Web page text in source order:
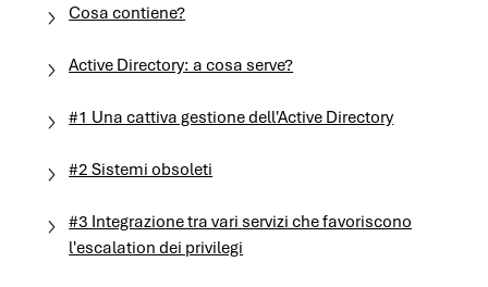
Cosa contiene?
Active Directory: a cosa serve?
#1 Una cattiva gestione dell'Active Directory
#2 Sistemi obsoleti
#3 Integrazione tra vari servizi che favoriscono
l'escalation dei privilegi